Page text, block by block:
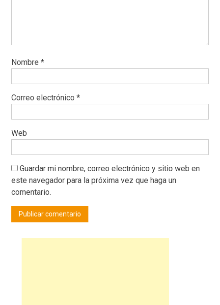
Nombre *
Correo electrónico *
Web
Guardar mi nombre, correo electrónico y sitio web en
este navegador para la próxima vez que haga un
comentario.